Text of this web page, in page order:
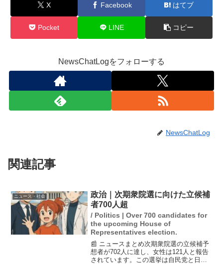
X Facebook はてブ
Pocket LINE コピー
NewsChatLogをフォローする
NewsChatLog
関連記事
ニュース・社会
政治｜次期衆院選に向けた立候補
者700人超
/ Politics | Over 700 candidates for
the upcoming House of
Representatives election.
📰 ニュースまとめ次期衆院選の立候補予
想者が702人に達し、女性は121人と報告
されています。この選挙は自民党と日本